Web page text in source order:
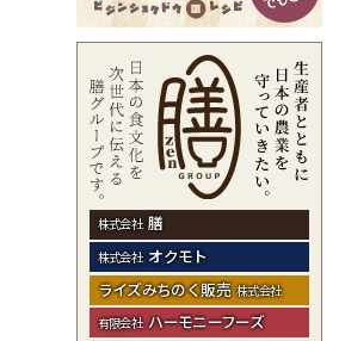
株式会社 膳
株式会社 オクモト
ライズみちのく販売 株式会社
有限会社 ハーモニーフーズ